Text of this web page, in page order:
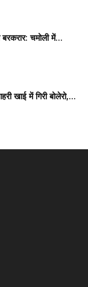
बरकरार: चमोली में...
खाई में गिरी बोलेरो,...